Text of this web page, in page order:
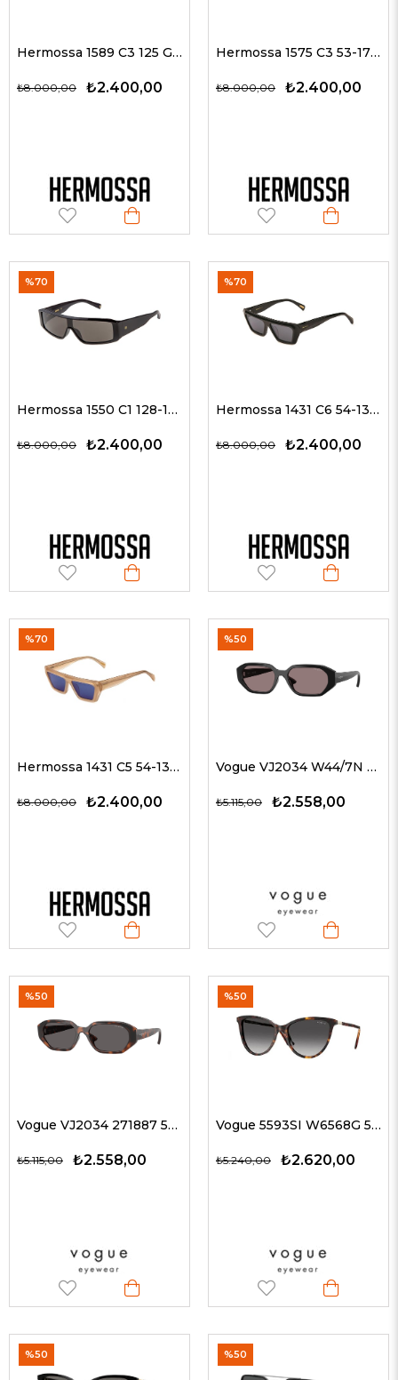
Hermossa 1589 C3 125 G Kadın Güneş Gözlükleri
₺2.400,00
₺8.000,00
Hermossa 1575 C3 53-17 Kadın Güneş Gözlükleri
₺2.400,00
₺8.000,00
Hermossa 1550 C1 128-140 Unisex Güneş Gözlükleri
₺2.400,00
₺8.000,00
%70
Hermossa 1431 C6 54-13 Unisex Güneş Gözlükleri
₺2.400,00
₺8.000,00
%70
Hermossa 1431 C5 54-13 Kadın Güneş Gözlükleri
₺2.400,00
₺8.000,00
%70
Vogue VJ2034 W44/7N 52 G Güneş Gözlüğü
₺2.558,00
₺5.115,00
%50
Vogue VJ2034 271887 52 G Çocuk Güneş Gözlükleri
₺2.558,00
₺5.115,00
%50
Vogue 5593SI W6568G 57 G Kadın Güneş Gözlükleri
₺2.620,00
₺5.240,00
%50
%50 %50